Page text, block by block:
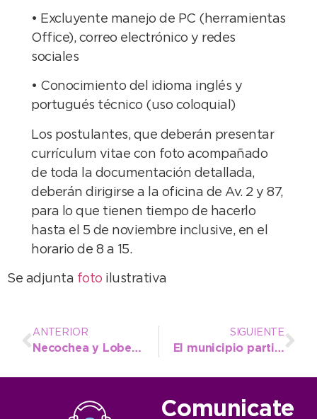
• Excluyente manejo de PC (herramientas
Office), correo electrónico y redes
sociales
• Conocimiento del idioma inglés y
portugués técnico (uso coloquial)
Los postulantes, que deberán presentar
currículum vitae con foto acompañado
de toda la documentación detallada,
deberán dirigirse a la oficina de Av. 2 y 87,
para lo que tienen tiempo de hacerlo
hasta el 5 de noviembre inclusive, en el
horario de 8 a 15.
Se adjunta foto ilustrativa
ANTERIOR
Necochea y Lobería planifican en conjunto para potenciar Las Cascadas
SIGUIENTE
El municipio participó en el primer simposio sobre Cáncer de Mama y Deporte
Comunicate